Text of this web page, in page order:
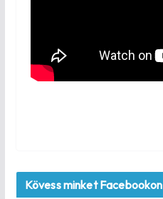
Kövess minket Facebookon